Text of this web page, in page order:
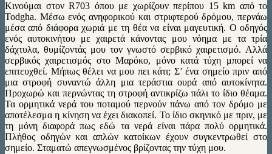
Κινούμαι στον R703 όπου με χωρίζουν περίπου 15 km από το
Todgha. Μέσω ενός ανηφορικού και στριφτερού δρόμου, περνάω
μέσα από διάφορα χωριά με τη θέα να είναι μαγευτική. Ο οδηγός
ενός αυτοκινήτου με χαιρετά κάνοντας μου νόημα με τα τρία
δάχτυλα, θυμίζοντάς μου τον γνωστό σερβικό χαιρετισμό. Aλλά
σερβικός χαιρετισμός στο Μαρόκο, μόνο κατά τύχη μπορεί να
επιτευχθεί. Μήπως θέλει να μου πει κάτι; Σ’ ένα σημείο πριν από
μια στροφή συναντώ άλλη μια τεράστια ουρά από αυτοκίνητα.
Προχωρώ και περνώντας τη στροφή αντικρίζω πάλι το ίδιο θέαμα.
Τα ορμητικά νερά του ποταμού περνούν πάνω από τον δρόμο με
αποτέλεσμα η κίνηση να έχει διακοπεί. Το ίδιο σκηνικό με πριν, με
τη μόνη διαφορά πως εδώ τα νερά είναι πάρα πολύ ορμητικά.
Πλήθος οδηγών και απλών κατοίκων έχουν συγκεντρωθεί στο
σημείο. Σταματώ απεγνωσμένος βρίζοντας την τύχη μου.